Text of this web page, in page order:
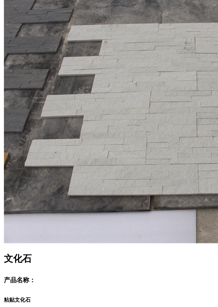
文化石
产品名称：
粘贴文化石